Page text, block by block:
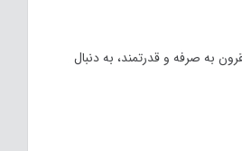
به صرفه و قدرتمند، به دنبال